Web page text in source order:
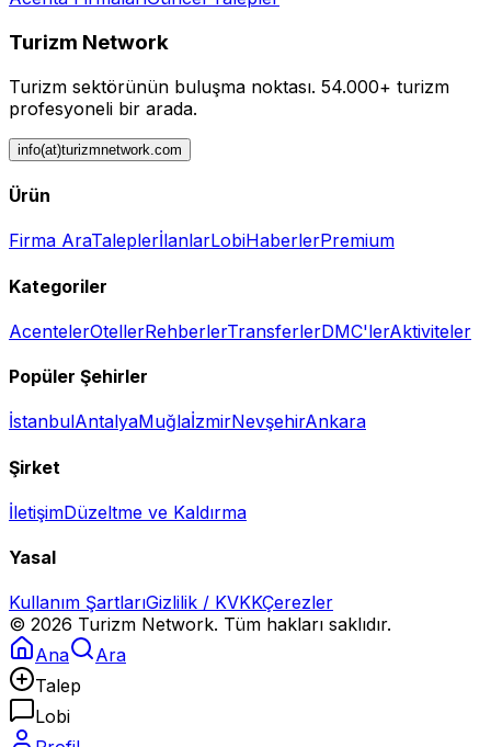
Turizm Network
Turizm sektörünün buluşma noktası. 54.000+ turizm
profesyoneli bir arada.
info(at)turizmnetwork.com
Ürün
Firma AraTaleplerİlanlarLobiHaberlerPremium
Kategoriler
AcentelerOtellerRehberlerTransferlerDMC'lerAktiviteler
Popüler Şehirler
İstanbulAntalyaMuğlaİzmirNevşehirAnkara
Şirket
İletişimDüzeltme ve Kaldırma
Yasal
Kullanım ŞartlarıGizlilik / KVKKÇerezler
© 2026 Turizm Network. Tüm hakları saklıdır.
Ana
Ara
Talep
Lobi